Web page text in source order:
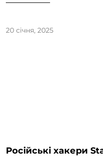
20 січня, 2025
Російські хакери